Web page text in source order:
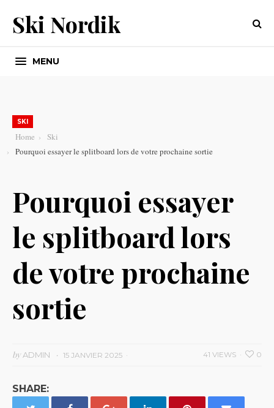
Ski Nordik
MENU
SKI
Home
Ski
Pourquoi essayer le splitboard lors de votre prochaine sortie
Pourquoi essayer
le splitboard lors
de votre prochaine
sortie
byADMIN 15 JANVIER 2025 0
41 VIEWS
SHARE: